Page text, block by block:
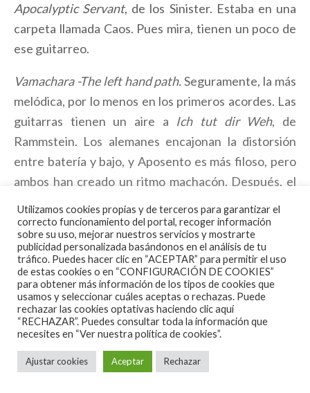
Apocalyptic Servant, de los Sinister. Estaba en una
carpeta llamada Caos. Pues mira, tienen un poco de
ese guitarreo.
Vamachara -The left hand path.Seguramente, la más
melódica, por lo menos en los primeros acordes. Las
guitarras tienen un aire a Ich tut dir Weh, de
Rammstein. Los alemanes encajonan la distorsión
entre batería y bajo, y Aposento es más filoso, pero
ambos han creado un ritmo machacón. Después, el
punteo de manicomio guatemalteco, como los
pimientos de Homer, caña y satanic destroyer metal.
Reveltation 777.Esta tiene un aire a Saliva. Otra
columpiada. No digo que sean clavados, digo que
Utilizamos cookies propias y de terceros para garantizar el
correcto funcionamiento del portal, recoger información
sobre su uso, mejorar nuestros servicios y mostrarte
publicidad personalizada basándonos en el análisis de tu
tráfico. Puedes hacer clic en “ACEPTAR” para permitir el uso
de estas cookies o en “CONFIGURACIÓN DE COOKIES”
para obtener más información de los tipos de cookies que
usamos y seleccionar cuáles aceptas o rechazas. Puede
rechazar las cookies optativas haciendo clic aquí
“RECHAZAR”. Puedes consultar toda la información que
necesites en “Ver nuestra política de cookies”.
Ajustar cookies Aceptar Rechazar